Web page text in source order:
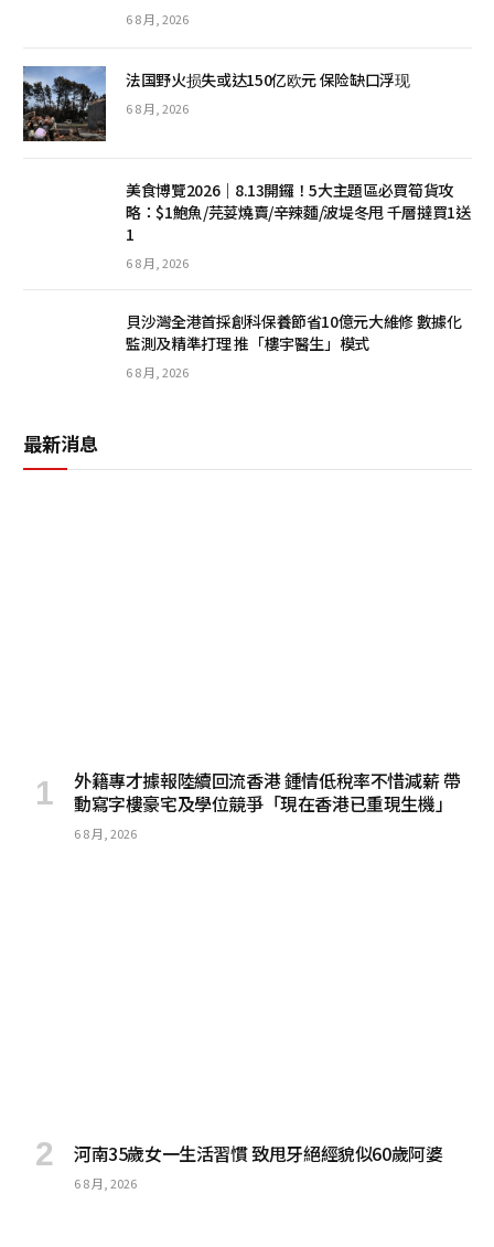
6 8 月, 2026
法国野火损失或达150亿欧元 保险缺口浮现
6 8 月, 2026
美食博覽2026｜8.13開鑼！5大主題區必買筍貨攻
略：$1鮑魚/芫荽燒賣/辛辣麵/波堤冬甩 千層撻買1送
1
6 8 月, 2026
貝沙灣全港首採創科保養節省10億元大維修 數據化
監測及精準打理 推「樓宇醫生」模式
6 8 月, 2026
最新消息
外籍專才據報陸續回流香港 鍾情低稅率不惜減薪 帶
動寫字樓豪宅及學位競爭「現在香港已重現生機」
6 8 月, 2026
河南35歲女一生活習慣 致甩牙絕經貌似60歲阿婆
6 8 月, 2026